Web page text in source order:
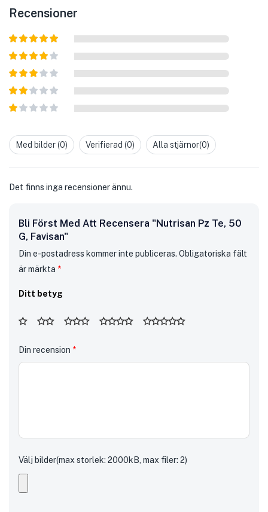
Recensioner
Betygsatt5
Betygsatt
4av 5
Betygsatt
3av 5
Betygsatt
2av
av
5
Med bilder (0) Verifierad (0) Alla stjärnor(0)
Det finns inga recensioner ännu.
Bli Först Med Att Recensera "Nutrisan Pz Te, 50
G, Favisan"
Din e-postadress kommer inte publiceras. Obligatoriska fält
är märkta *
Ditt betyg
Din recension *
Välj bilder(max storlek: 2000kB, max filer: 2)